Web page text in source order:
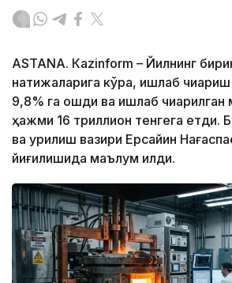
ASTANА. Кazinform – Йилнинг
натижаларига кўра, ишлаб
9,8% га ошди ва ишлаб чиқарилган
ҳажми 16 триллион тенгега етди.
ва қурилиш вазири Ерсайин
йиғилишида маълум қилди.